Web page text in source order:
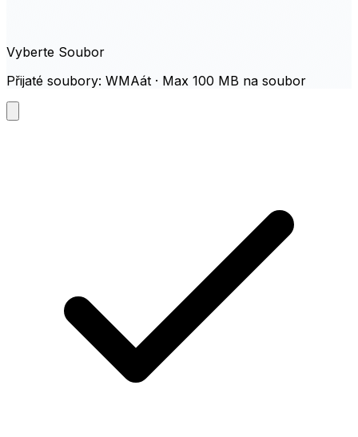
Vyberte Soubor
Přijaté soubory: WMAát · Max 100 MB na soubor